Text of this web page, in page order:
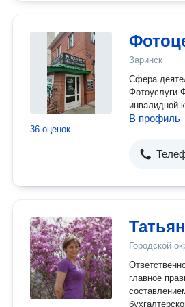
36 оценок
Заринск
Сфера
Фотоуслуги
инвалидной
В профиль
Городской
главное правило в работе с